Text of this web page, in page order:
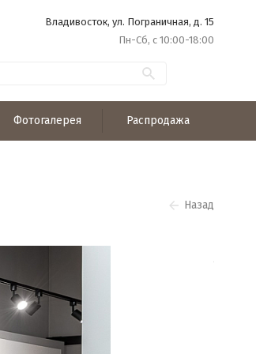
Владивосток, ул. Пограничная, д. 15
Пн-Сб, с 10:00-18:00
Фотогалерея Распродажа
Назад